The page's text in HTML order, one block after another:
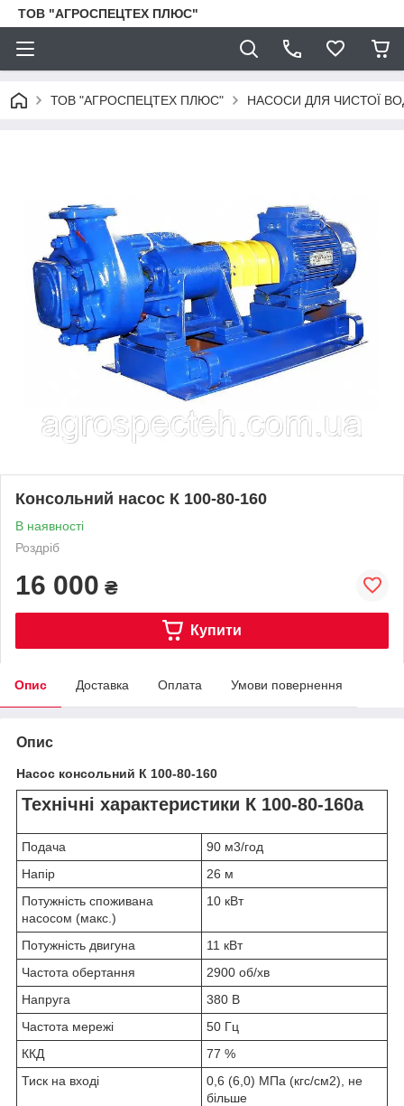
ТОВ "АГРОСПЕЦТЕХ ПЛЮС"
ТОВ "АГРОСПЕЦТЕХ ПЛЮС" НАСОСИ ДЛЯ ЧИСТОЇ
Консольний насос К 100-80-160
В наявності
Роздріб
16 000 ₴
Купити
Опис Доставка Оплата Умови повернення
Опис
Насос консольний К 100-80-160
Технічні характеристики К 100-80-160а
Подача
90 м3/год
Напір
26 м
Потужність споживана
насосом (макс.)
10 кВт
Потужність двигуна
11 кВт
Частота обертання
2900 об/хв
Напруга
380 В
Частота мережі
50 Гц
ККД
77 %
Тиск на вході
0,6 (6,0) МПа (кгс/см2), не
більше